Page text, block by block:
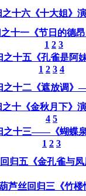
十六《十大姐》
十一《节日的德
1 2 3
之十五《孔雀是阿
1 2 3 4
之十二《遮放调》
十《金秋月下》
4 5
之十三——《蝴蝶
1 2 3
归五《金孔雀与
芦丝回归三《竹楼